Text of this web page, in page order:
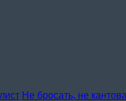
Не бросать, не